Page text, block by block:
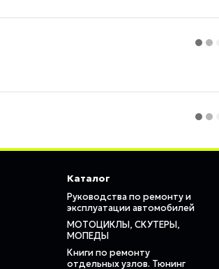
Каталог
Руководства по ремонту и
эксплуатации автомобилей
МОТОЦИКЛЫ, СКУТЕРЫ,
МОПЕДЫ
Книги по ремонту
отдельных узлов. Тюнинг